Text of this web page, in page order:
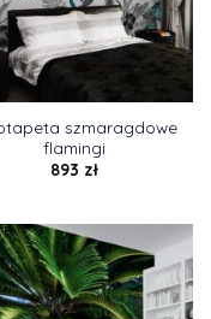
szmaragdowe
flamingi
893 zł